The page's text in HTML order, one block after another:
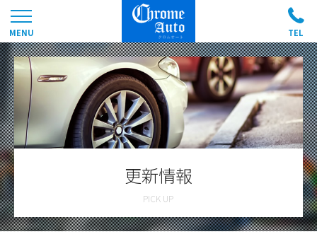
更新情報